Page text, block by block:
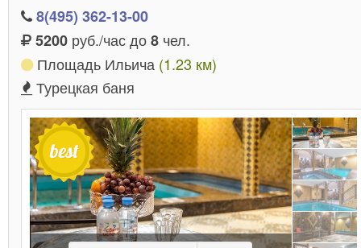
8(495) 362-13-00
5200 руб./час до8 чел.
Площадь Ильича (1.23 км)
Турецкая баня